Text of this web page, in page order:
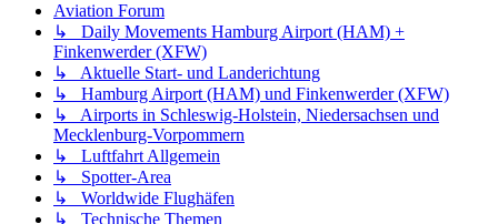
Aviation Forum
↳ Daily Movements Hamburg Airport (HAM) +
Finkenwerder (XFW)
↳ Aktuelle Start- und Landerichtung
↳ Hamburg Airport (HAM) und Finkenwerder (XFW)
↳ Airports in Schleswig-Holstein, Niedersachsen und
Mecklenburg-Vorpommern
↳ Luftfahrt Allgemein
↳ Spotter-Area
↳ Worldwide Flughäfen
↳ Technische Themen